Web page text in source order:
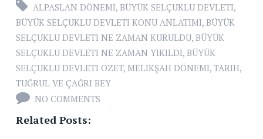
ALPASLAN DÖNEMI, BÜYÜK SELÇUKLU DEVLETI,
BÜYÜK SELÇUKLU DEVLETI KONU ANLATIMI, BÜYÜK
SELÇUKLU DEVLETI NE ZAMAN KURULDU, BÜYÜK
SELÇUKLU DEVLETI NE ZAMAN YIKILDI, BÜYÜK
SELÇUKLU DEVLETI ÖZET, MELIKŞAH DÖNEMI, TARIH,
TUĞRUL VE ÇAĞRI BEY
NO COMMENTS
Related Posts: